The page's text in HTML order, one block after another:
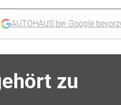
AUTOHAUS bei Google
zu